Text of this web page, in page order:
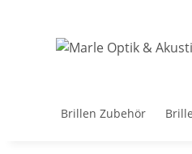
Brillen Zubehör